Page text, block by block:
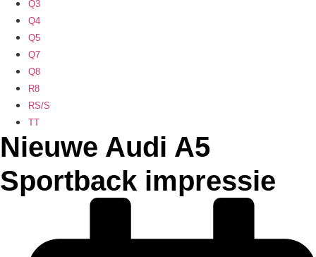
Q3
Q4
Q5
Q7
Q8
R8
RS/S
TT
Nieuwe Audi A5
Sportback impressie